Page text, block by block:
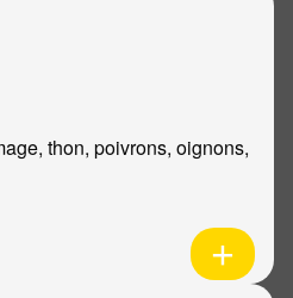
thon, poivrons, oignons,